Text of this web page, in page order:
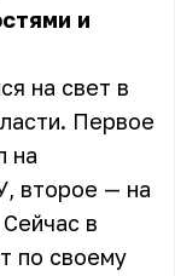
и
на свет в
Первое
на
второе — на
в
по своему